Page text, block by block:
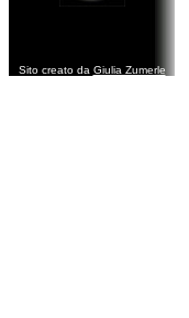
Sito creato da Giulia Zumerle